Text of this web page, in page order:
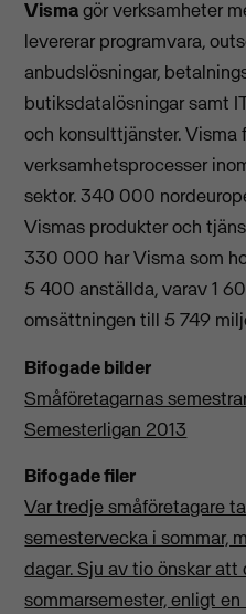
Vismagör verksamheter
levererar programvara,
anbudslösningar,
butiksdatalösningar samt
och konsulttjänster. Visma
verksamhetsprocesser
sektor. 340 000
Vismas produkter och
330 000 har Visma som
5 400 anställda, varav 1
omsättningen till 5 749
Bifogade bilder
Småföretagarnas
Semesterligan 2013
Bifogade filer
Var tredje småföretagare
semestervecka i sommar,
dagar. Sju av tio önskar
sommarsemester, enligt